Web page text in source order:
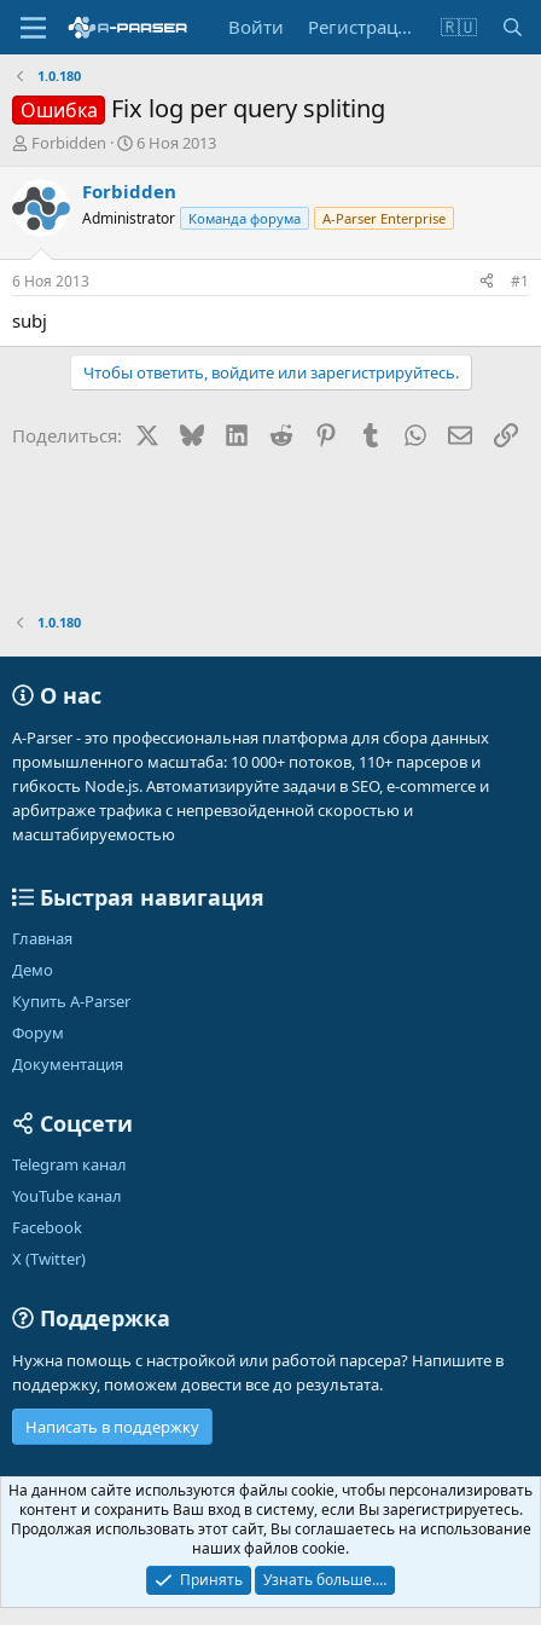
Войти Регистрация 🇷🇺
1.0.180
Ошибка Fix log per query spliting
А
т
о
р
т
е
м
ы
Forbidden
Д
т
н
а
6 Ноя 2013
Forbidden
Administrator Команда форума A-Parser Enterprise
6 Ноя 2013 #1
subj
Чтобы ответить, войдите или зарегистрируйтесь.
Поделиться: BlueskyLinkedIn
Reddit PinterestTumblr WhatsApp
1.0.180
О нас
A-Parser - это профессиональная платформа для сбора данных
промышленного масштаба: 10 000+ потоков, 110+ парсеров и
гибкость Node.js. Автоматизируйте задачи в SEO, e-commerce и
арбитраже трафика с непревзойденной скоростью и
масштабируемостью
Быстрая навигация
Главная
Демо
Купить A-Parser
Форум
Документация
Соцсети
Telegram канал
YouTube канал
Facebook
X (Twitter)
Поддержка
Нужна помощь с настройкой или работой парсера? Напишите в
поддержку, поможем довести все до результата.
Написать в поддержку
Russian (RU)
Обратная связь
Условия и правила
Политика конфиденциальности
Помощь
Community platform by XenForo ® © 2010-2026 XenForo Ltd.
На данном сайте используются файлы cookie, чтобы персонализировать
контент и сохранить Ваш вход в систему, если Вы зарегистрируетесь.
Продолжая использовать этот сайт, Вы соглашаетесь на использование
наших файлов cookie.
Принять
Узнать больше.…